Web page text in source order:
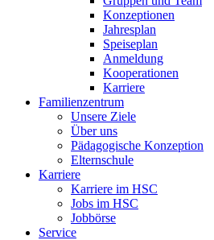
Konzeptionen
Jahresplan
Speiseplan
Anmeldung
Kooperationen
Karriere
Familienzentrum
Unsere Ziele
Über uns
Pädagogische Konzeption
Elternschule
Karriere
Karriere im HSC
Jobs im HSC
Jobbörse
Service